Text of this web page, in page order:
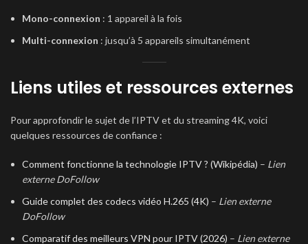
Mono-connexion : 1 appareil à la fois
Multi-connexion : jusqu’à 5 appareils simultanément
Liens utiles et ressources externes
Pour approfondir le sujet de l’IPTV et du streaming 4K, voici
quelques ressources de confiance :
Comment fonctionne la technologie IPTV ? (Wikipédia) – Lien
externe DoFollow
Guide complet des codecs vidéo H.265 (4K) – Lien externe
DoFollow
Comparatif des meilleurs VPN pour IPTV (2026) – Lien externe